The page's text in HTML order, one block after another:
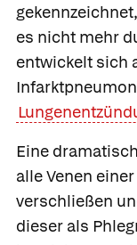
es nicht mehr
entwickelt sich
Eine
alle Venen
verschließen
dieser als